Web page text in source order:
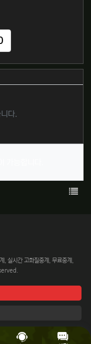
천
다.
목록
실시간 고화질중계, 무료중계,